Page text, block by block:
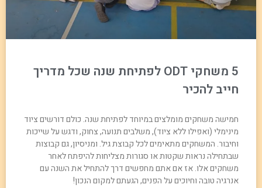
5 משחקי ODT לפתיחת שנה שכל מדריך
חייב להכיר
חמישה משחקים מומלצים במיוחד לפתיחת שנה. כולם דורשים ציוד
מינימלי (ואפילו ללא ציוד), משלבים תנועה, צחוק, ודגש על שייכות
וחיבור. המשחקים מתאימים לכל קבוצת גיל. ומניסיון, גם קבוצות
שבתחילה נראות שקטות או סגורות מצליחות להיפתח לאחר
משחקים אלו. אז אם אתם מחפשים דרך להתחיל את השנה עם
אנרגיה טובה וחיוכים על הפנים, הגעתם למקום הנכון!